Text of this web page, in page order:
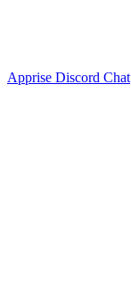
Apprise Discord Chat